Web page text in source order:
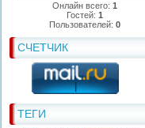
Онлайн всего: 1
Гостей: 1
Пользователей: 0
СЧЕТЧИК
ТЕГИ